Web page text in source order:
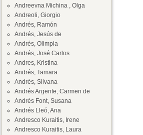
Andreevna Michina , Olga
Andreoli, Giorgio
Andrés, Ramón
Andrés, Jesús de
Andrés, Olimpia
Andrés, José Carlos
Andres, Kristina
Andrés, Tamara
Andrés, Silvana
Andrés Argente, Carmen de
Andrès Font, Susana
Andrés Lleó, Ana
Andresco Kuraitis, Irene
Andresco Kuraitis, Laura